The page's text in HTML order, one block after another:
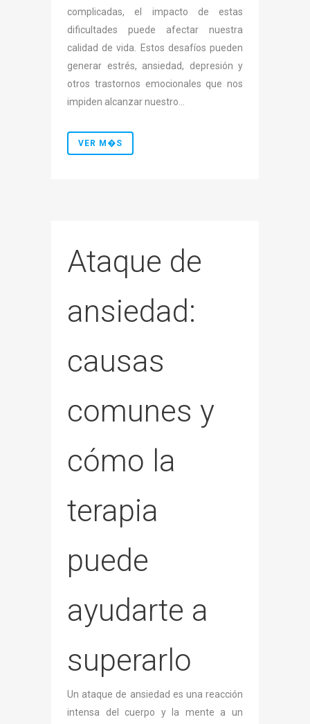
complicadas, el impacto de estas
dificultades puede afectar nuestra
calidad de vida. Estos desafíos pueden
generar estrés, ansiedad, depresión y
otros trastornos emocionales que nos
impiden alcanzar nuestro...
VER M�S
Ataque de
ansiedad:
causas
comunes y
cómo la
terapia
puede
ayudarte a
superarlo
Un ataque de ansiedad es una reacción
intensa del cuerpo y la mente a un